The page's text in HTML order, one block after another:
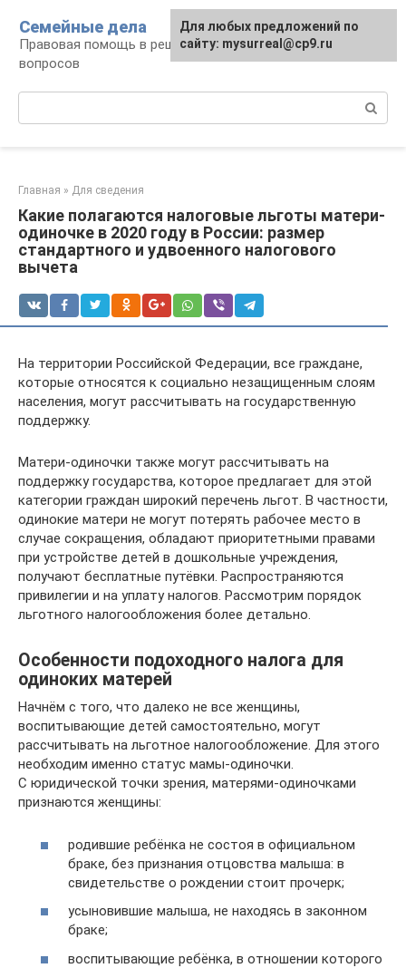
контенту
Семейные дела
Правовая помощь в решении семейных
вопросов
Главная » Для сведения
Какие полагаются налоговые льготы матери-
одиночке в 2020 году в России: размер
стандартного и удвоенного налогового
вычета
На территории Российской Федерации, все граждане,
которые относятся к социально незащищенным слоям
населения, могут рассчитывать на государственную
поддержку.
Матери-одиночки также могут рассчитывать на
поддержку государства, которое предлагает для этой
категории граждан широкий перечень льгот. В частности,
одинокие матери не могут потерять рабочее место в
случае сокращения, обладают приоритетными правами
при устройстве детей в дошкольные учреждения,
получают бесплатные путёвки. Распространяются
привилегии и на уплату налогов. Рассмотрим порядок
льготного налогообложения более детально.
Особенности подоходного налога для
одиноких матерей
Начнём с того, что далеко не все женщины,
воспитывающие детей самостоятельно, могут
рассчитывать на льготное налогообложение. Для этого
необходим именно статус мамы-одиночки.
С юридической точки зрения, матерями-одиночками
признаются женщины:
родившие ребёнка не состоя в официальном
браке, без признания отцовства малыша: в
свидетельстве о рождении стоит прочерк;
усыновившие малыша, не находясь в законном
браке;
воспитывающие ребёнка, в отношении которого
Для любых предложений по
сайту: mysurreal@cp9.ru